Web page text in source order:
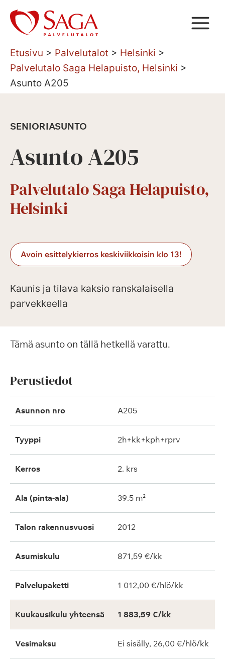
Siirry
sisältöön
Etusivu > Palvelutalot > Helsinki >
Palvelutalo Saga Helapuisto, Helsinki >
Asunto A205
SENIORIASUNTO
Asunto A205
Palvelutalo Saga Helapuisto,
Helsinki
Avoin esittelykierros keskiviikkoisin klo 13!
Kaunis ja tilava kaksio ranskalaisella
parvekkeella
Tämä asunto on tällä hetkellä varattu.
Perustiedot
Asunnon nro A205
Tyyppi 2h+kk+kph+rprv
Kerros 2. krs
Ala (pinta-ala) 39.5 m²
Talon rakennusvuosi 2012
Asumiskulu 871,59 €/kk
Palvelupaketti 1 012,00 €/hlö/kk
Kuukausikulu yhteensä 1 883,59 €/kk
Vesimaksu Ei sisälly, 26,00 €/hlö/kk